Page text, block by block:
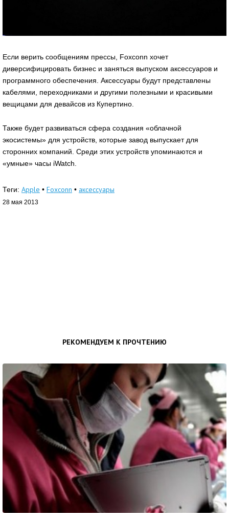
Если верить сообщениям прессы, Foxconn хочет
диверсифицировать бизнес и заняться выпуском аксессуаров и
программного обеспечения. Аксессуары будут представлены
кабелями, переходниками и другими полезными и красивыми
вещицами для девайсов из Купертино.
Также будет развиваться сфера создания «облачной
экосистемы» для устройств, которые завод выпускает для
сторонних компаний. Среди этих устройств упоминаются и
«умные» часы iWatch.
Теги: Apple • Foxconn • аксессуары
28 мая 2013
РЕКОМЕНДУЕМ К ПРОЧТЕНИЮ